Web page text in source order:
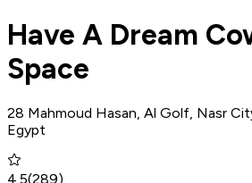
Have A Dream
Space
28 Mahmoud Hasan, Al Golf, Nasr
Egypt
4.5(289)